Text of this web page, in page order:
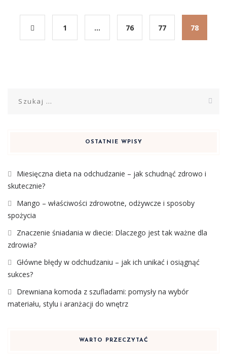
1 … 76 77 78
OSTATNIE WPISY
Miesięczna dieta na odchudzanie – jak schudnąć zdrowo i
skutecznie?
Mango – właściwości zdrowotne, odżywcze i sposoby
spożycia
Znaczenie śniadania w diecie: Dlaczego jest tak ważne dla
zdrowia?
Główne błędy w odchudzaniu – jak ich unikać i osiągnąć
sukces?
Drewniana komoda z szufladami: pomysły na wybór
materiału, stylu i aranżacji do wnętrz
WARTO PRZECZYTAĆ